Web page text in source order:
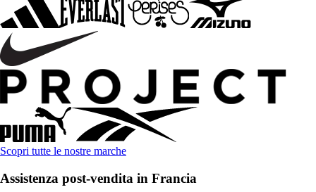
Scopri tutte le nostre marche
Assistenza post-vendita in Francia